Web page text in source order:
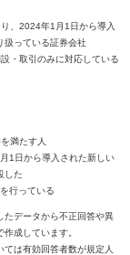
、2024年1月1日から導入
扱っている証券会社
・取引のみに対応している
満たす人
1日から導入された新しい
した
行っている
データから不正回答や異
成しています。
は有効回答者数が規定人